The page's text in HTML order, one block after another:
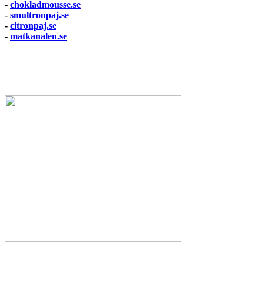
- chokladmousse.se
- smultronpaj.se
- citronpaj.se
- matkanalen.se